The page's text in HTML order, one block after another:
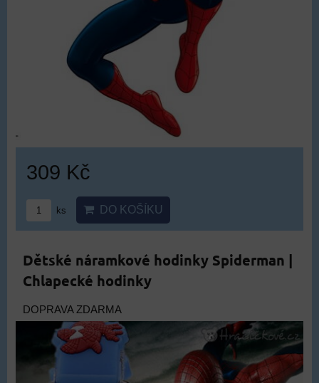
309 Kč
ks DO KOŠÍKU
Dětské náramkové hodinky Spiderman |
Chlapecké hodinky
DOPRAVA ZDARMA